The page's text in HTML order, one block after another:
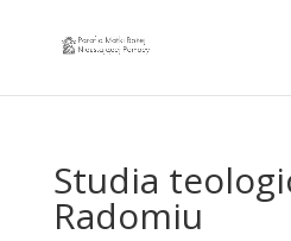
Studia
Radomiu